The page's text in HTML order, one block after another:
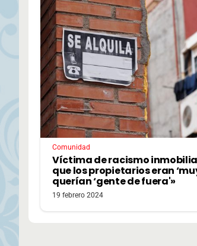
Comunidad
Víctima de racismo
que los propietarios eran
querían ‘gente de fuera'»
19 febrero 2024